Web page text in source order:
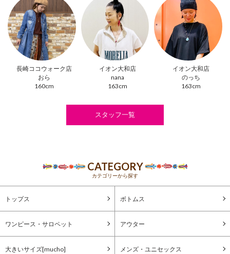
長崎ココウォーク店
おら
160cm
イオン大和店
nana
163cm
イオン大和店
のっち
163cm
スタッフ一覧
CATEGORY
カテゴリーから探す
トップス ボトムス
ワンピース・サロペット アウター
大きいサイズ[mucho] メンズ・ユニセックス